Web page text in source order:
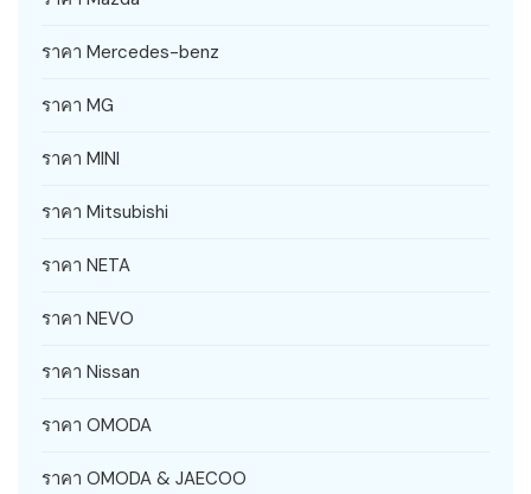
ราคา Mercedes-benz
ราคา MG
ราคา MINI
ราคา Mitsubishi
ราคา NETA
ราคา NEVO
ราคา Nissan
ราคา OMODA
ราคา OMODA & JAECOO